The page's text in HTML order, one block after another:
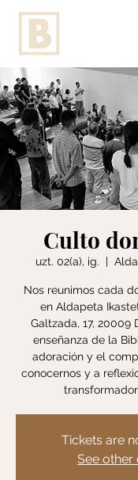
Culto
uzt. 02(a), ig.
  |
Nos reunimos cada
en Aldapeta
Galtzada, 17, 20009
enseñanza de la
adoración y el
conocernos y a
Tickets are
See other